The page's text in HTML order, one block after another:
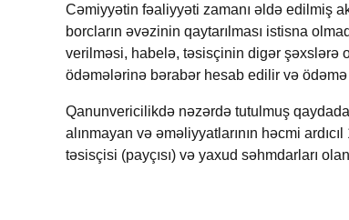
Cəmiyyətin fəaliyyəti zamanı əldə edilmiş
borcların əvəzinin qaytarılması istisna
verilməsi, habelə, təsisçinin digər şəxslərə
ödəmələrinə bərabər hesab edilir və
Qanunvericilikdə nəzərdə tutulmuş
alınmayan və əməliyyatlarının həcmi
təsisçisi (payçısı) və yaxud səhmdarları